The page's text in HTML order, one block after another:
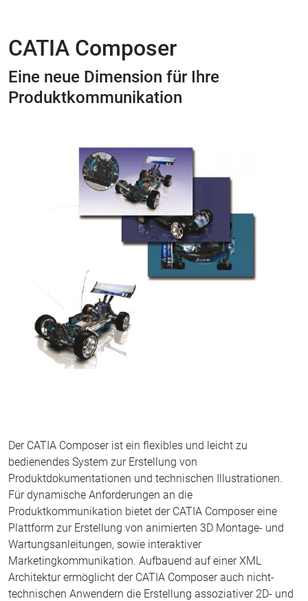
CATIA Composer
Eine neue Dimension für Ihre
Produktkommunikation
Der CATIA Composer ist ein flexibles und leicht zu
bedienendes System zur Erstellung von
Produktdokumentationen und technischen Illustrationen.
Für dynamische Anforderungen an die
Produktkommunikation bietet der CATIA Composer eine
Plattform zur Erstellung von animierten 3D Montage- und
Wartungsanleitungen, sowie interaktiver
Marketingkommunikation. Aufbauend auf einer XML
Architektur ermöglicht der CATIA Composer auch nicht-
technischen Anwendern die Erstellung assoziativer 2D- und